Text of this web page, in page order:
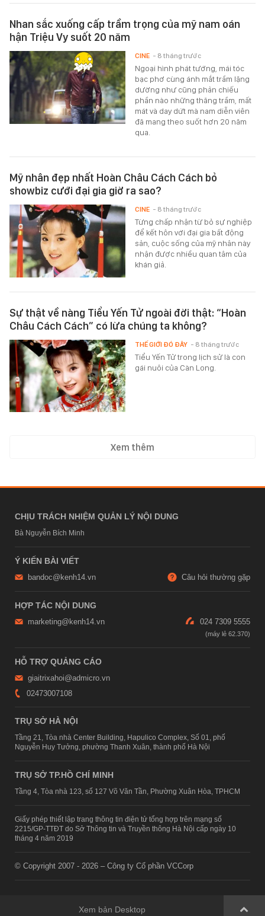
Nhan sắc xuống cấp trầm trọng của mỹ nam oán
hận Triệu Vy suốt 20 năm
Ngoại hình phát tướng, mái tóc
bạc phơ cùng ánh mắt trầm lặng
dường như cũng phản chiếu
phần nào những thăng trầm, mất
mát và day dứt mà nam diễn viên
đã mang theo suốt hơn 20 năm
qua.
CINE - 8 tháng trước
Mỹ nhân đẹp nhất Hoàn Châu Cách Cách bỏ
showbiz cưới đại gia giờ ra sao?
Từng chấp nhận từ bỏ sự nghiệp
để kết hôn với đại gia bất động
sản, cuộc sống của mỹ nhân này
nhận được nhiều quan tâm của
khán giả.
CINE - 8 tháng trước
Sự thật về nàng Tiểu Yến Tử ngoài đời thật: “Hoàn
Châu Cách Cách” có lừa chúng ta không?
Tiểu Yến Tử trong lịch sử là con
gái nuôi của Càn Long.
THẾ GIỚI ĐÓ ĐÂY - 8 tháng trước
Xem thêm
CHỊU TRÁCH NHIỆM QUẢN LÝ NỘI DUNG
Bà Nguyễn Bích Minh
Ý KIẾN BÀI VIẾT
bandoc@kenh14.vn Câu hỏi thường gặp
HỢP TÁC NỘI DUNG
marketing@kenh14.vn 024 7309 5555
HỖ TRỢ QUẢNG CÁO
giaitrixahoi@admicro.vn
02473007108
TRỤ SỞ HÀ NỘI
Tầng 21, Tòa nhà Center Building, Hapulico Complex, Số 01, phố
Nguyễn Huy Tưởng, phường Thanh Xuân, thành phố Hà Nội
TRỤ SỞ TP.HỒ CHÍ MINH
Tầng 4, Tòa nhà 123, số 127 Võ Văn Tần, Phường Xuân Hòa, TPHCM
Giấy phép thiết lập trang thông tin điện tử tổng hợp trên mạng số
2215/GP-TTĐT do Sở Thông tin và Truyền thông Hà Nội cấp ngày 10
tháng 4 năm 2019
© Copyright 2007 - 2026 – Công ty Cổ phần VCCorp
Xem bản Desktop